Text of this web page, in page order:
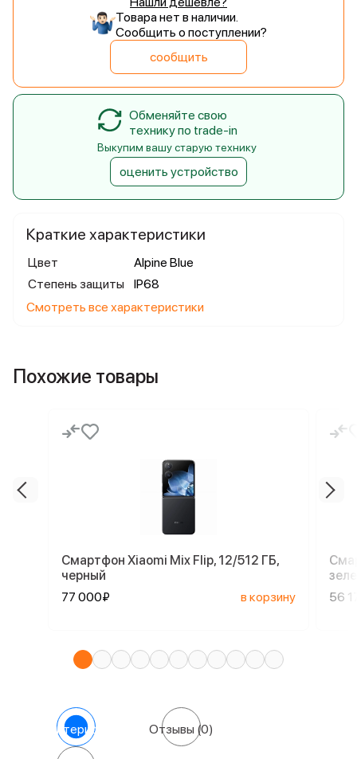
Краткие характеристики
Цвет
Alpine Blue
Степень защиты
IP68
Смотреть все характеристики
Товара нет в наличии.
Сообщить о поступлении?
сообщить
Обменяйте свою
технику по trade-in
Выкупим вашу старую технику
оценить устройство
Похожие товары
Смартфон Xiaomi Mix Flip, 12/512 ГБ,
черный
77 000₽
в корзину
56
Характеристики Отзывы (0)